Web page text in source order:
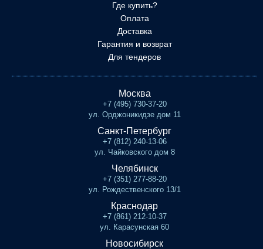
Где купить?
Оплата
Доставка
Гарантия и возврат
Для тендеров
Москва
+7 (495) 730-37-20
ул. Орджоникидзе дом 11
Санкт-Петербург
+7 (812) 240-13-06
ул. Чайковского дом 8
Челябинск
+7 (351) 277-88-20
ул. Рождественского 13/1
Краснодар
+7 (861) 212-10-37
ул. Карасунская 60
Новосибирск